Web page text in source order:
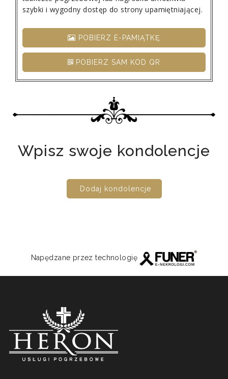
szybki i wygodny dostęp do strony upamiętniającej.
POBIERZ E-PAMIĄTKĘ
POBIERZ SAM KOD QR
Wpisz swoje kondolencje
Dodaj kondolencje
Napędzane przez technologię